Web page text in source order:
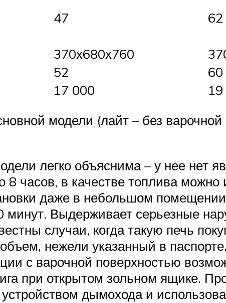
47
62
370х680х760
52
60
17 000
модели (лайт – без
легко объяснима – у нее нет
8 часов, в качестве топлива
даже в небольшом
минут. Выдерживает серьезные
случаи, когда такую печь
нежели указанный в
с варочной поверхностью
при открытом зольном ящике.
дымохода и